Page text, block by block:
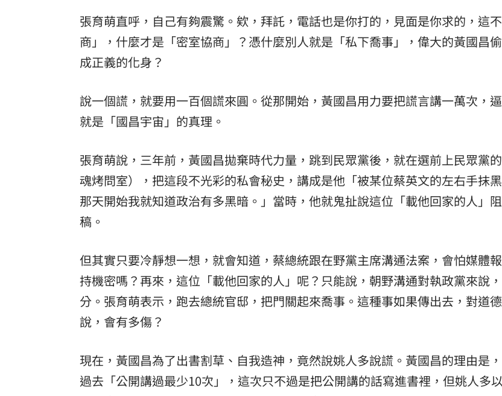
張育萌直呼，自己有夠震驚。欸，拜託，電話也是你打的，見面是你求的，這
商」，什麼才是「密室協商」？憑什麼別人就是「私下喬事」，偉大的黃國昌
成正義的化身？
說一個謊，就要用一百個謊來圓。從那開始，黃國昌用力要把謊言講一萬次，
就是「國昌宇宙」的真理。
張育萌說，三年前，黃國昌拋棄時代力量，跳到民眾黨後，就在選前上民眾黨
魂烤問室），把這段不光彩的私會秘史，講成是他「被某位蔡英文的左右手抹
那天開始我就知道政治有多黑暗。」當時，他就鬼扯說這位「載他回家的人」
稿。
但其實只要冷靜想一想，就會知道，蔡總統跟在野黨主席溝通法案，會怕媒體
持機密嗎？再來，這位「載他回家的人」呢？只能說，朝野溝通對執政黨來說
分。張育萌表示，跑去總統官邸，把門關起來喬事。這種事如果傳出去，對道
說，會有多傷？
現在，黃國昌為了出書割草、自我造神，竟然說姚人多說謊。黃國昌的理由是
過去「公開講過最少10次」，這次只不過是把公開講的話寫進書裡，但姚人多